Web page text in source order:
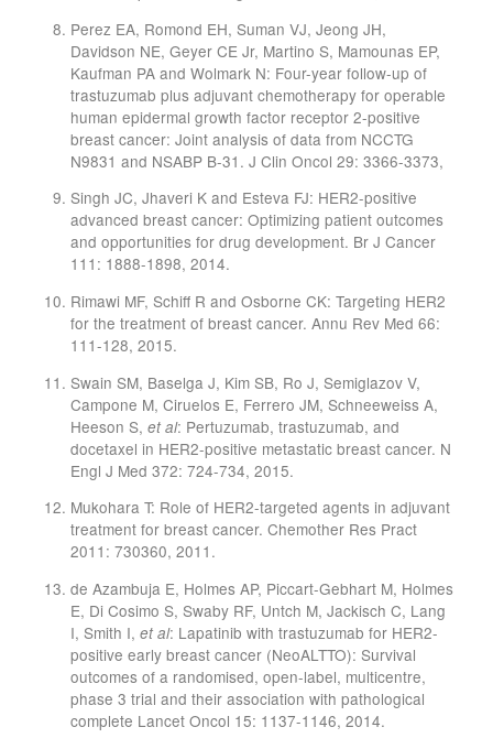
Perez EA, Romond EH, Suman VJ, Jeong JH,
Davidson NE, Geyer CE Jr, Martino S, Mamounas EP,
Kaufman PA and Wolmark N: Four-year follow-up of
trastuzumab plus adjuvant chemotherapy for operable
human epidermal growth factor receptor 2-positive
breast cancer: Joint analysis of data from NCCTG
N9831 and NSABP B-31. J Clin Oncol 29: 3366-3373,
Singh JC, Jhaveri K and Esteva FJ: HER2-positive
advanced breast cancer: Optimizing patient outcomes
and opportunities for drug development. Br J Cancer
111: 1888-1898, 2014.
Rimawi MF, Schiff R and Osborne CK: Targeting HER2
for the treatment of breast cancer. Annu Rev Med 66:
111-128, 2015.
Swain SM, Baselga J, Kim SB, Ro J, Semiglazov V,
Campone M, Ciruelos E, Ferrero JM, Schneeweiss A,
Heeson S,et al: Pertuzumab, trastuzumab, and
docetaxel in HER2-positive metastatic breast cancer. N
Engl J Med 372: 724-734, 2015.
Mukohara T: Role of HER2-targeted agents in adjuvant
treatment for breast cancer. Chemother Res Pract
2011: 730360, 2011.
de Azambuja E, Holmes AP, Piccart-Gebhart M, Holmes
E, Di Cosimo S, Swaby RF, Untch M, Jackisch C, Lang
I, Smith I,et al: Lapatinib with trastuzumab for HER2-
positive early breast cancer (NeoALTTO): Survival
outcomes of a randomised, open-label, multicentre,
phase 3 trial and their association with pathological
complete Lancet Oncol 15: 1137-1146, 2014.